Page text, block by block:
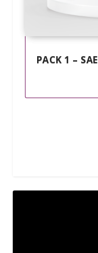
PACK 1 – SAE